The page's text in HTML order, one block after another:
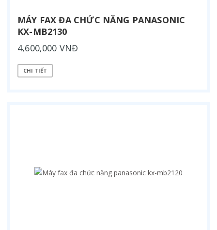
MÁY FAX ĐA CHỨC NĂNG PANASONIC
KX-MB2130
4,600,000 VNĐ
CHI TIẾT